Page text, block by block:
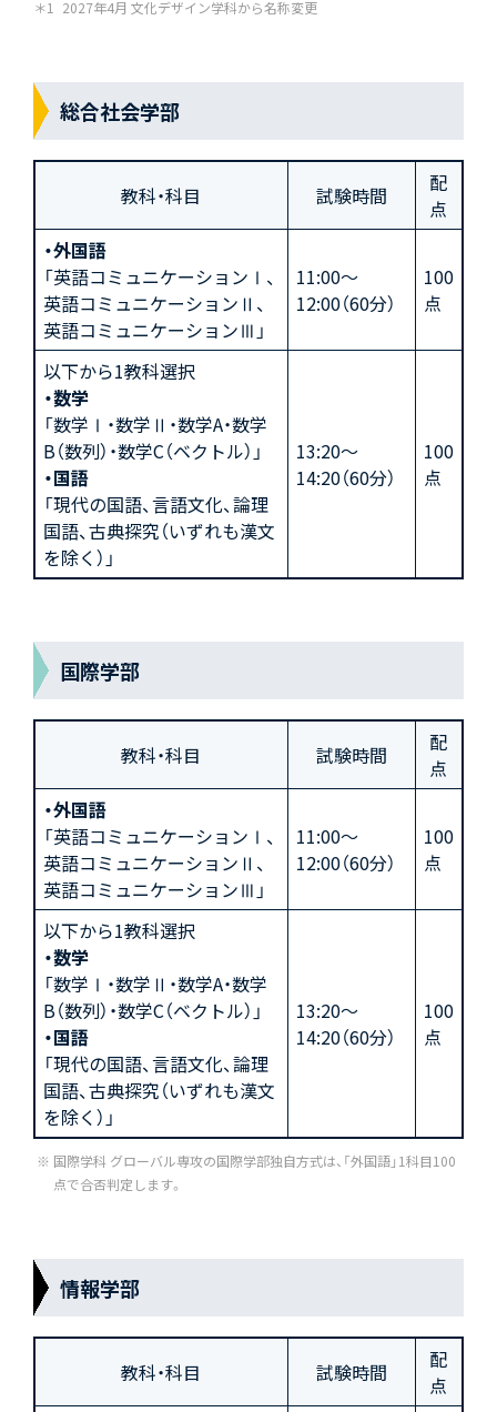
2027年4月 文化デザイン学科から名称変更
総合社会学部
教科・科目 試験時間
配
点
・外国語
「英語コミュニケーションⅠ、
英語コミュニケーションⅡ、
英語コミュニケーションⅢ」
11:00～
12:00（60分）
100
点
以下から1教科選択
・数学
「数学Ⅰ・数学Ⅱ・数学A・数学
B（数列）・数学C（ベクトル）」
・国語
「現代の国語、言語文化、論理
国語、古典探究（いずれも漢文
を除く）」
13:20～
14:20（60分）
100
点
国際学部
教科・科目 試験時間
配
点
・外国語
「英語コミュニケーションⅠ、
英語コミュニケーションⅡ、
英語コミュニケーションⅢ」
11:00～
12:00（60分）
100
点
以下から1教科選択
・数学
「数学Ⅰ・数学Ⅱ・数学A・数学
B（数列）・数学C（ベクトル）」
・国語
「現代の国語、言語文化、論理
国語、古典探究（いずれも漢文
を除く）」
13:20～
14:20（60分）
100
点
国際学科 グローバル専攻の国際学部独自方式は、「外国語」1科目100
点で合否判定します。
情報学部
教科・科目 試験時間
配
点